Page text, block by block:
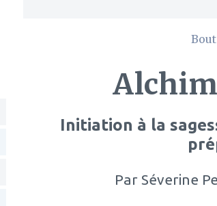
Initiation à la
ParSéverine